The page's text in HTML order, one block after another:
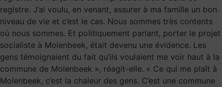
registre. J’ai voulu, en venant, assurer à ma famille un bon
niveau de vie et c’est le cas. Nous sommes très contents
où nous sommes. Et politiquement parlant, porter le projet
socialiste à Molenbeek, était devenu une évidence. Les
gens témoignaient du fait qu’ils voulaient me voir haut à la
commune de Molenbeek », réagit-elle. « Ce qui me plaît à
Molenbeek, c’est la chaleur des gens. C’est une commune